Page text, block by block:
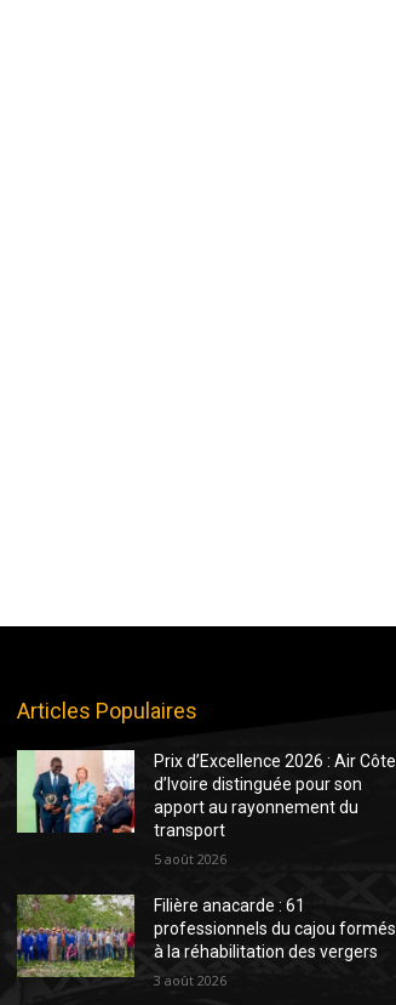
Articles Populaires
Prix d’Excellence 2026 : Air Côte
d’Ivoire distinguée pour son
apport au rayonnement du
transport
5 août 2026
Filière anacarde : 61
professionnels du cajou formés
à la réhabilitation des vergers
3 août 2026